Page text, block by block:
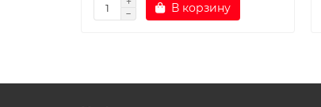
В корзину